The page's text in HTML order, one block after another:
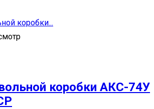
коробки АКС-74У